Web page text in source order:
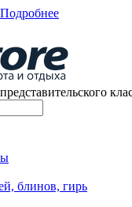
Подробнее
блинов, гирь